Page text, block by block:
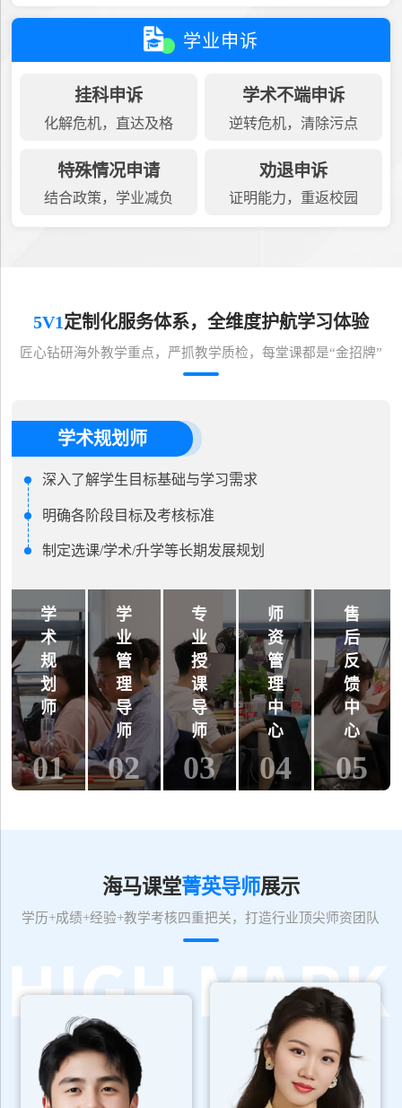
学业申诉
挂科申诉
化解危机，直达及格
学术不端申诉
逆转危机，清除污点
特殊情况申请
结合政策，学业减负
劝退申诉
证明能力，重返校园
5V1定制化服务体系，全维度护航学习体验
匠心钻研海外教学重点，严抓教学质检，每堂课都是“金招牌”
学术规划师
深入了解学生目标基础与学习需求
明确各阶段目标及考核标准
制定选课/学术/升学等长期发展规划
学
术
规
划
师
01
学
业
管
理
导
师
02
专
业
授
课
导
师
03
师
资
管
理
中
心
04
售
后
反
馈
中
心
05
海马课堂菁英导师展示
学历+成绩+经验+教学考核四重把关，打造行业顶尖师资团队